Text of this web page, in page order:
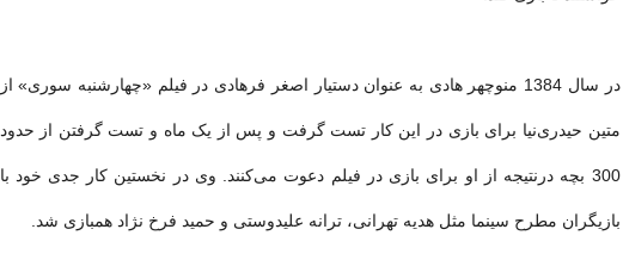
در سال 1384 منوچهر هادی به عنوان دستیار اصغر فرهادی در فیلم «چهارشنبه سوری» از
متین حیدری‌نیا برای بازی در این کار تست گرفت و پس از یک ماه و تست گرفتن از حدود
300 بچه درنتیجه از او برای بازی در فیلم دعوت می‌کنند. وی در نخستین کار جدی خود با
بازیگران مطرح سینما مثل هدیه تهرانی، ترانه علیدوستی و حمید فرخ نژاد همبازی شد.